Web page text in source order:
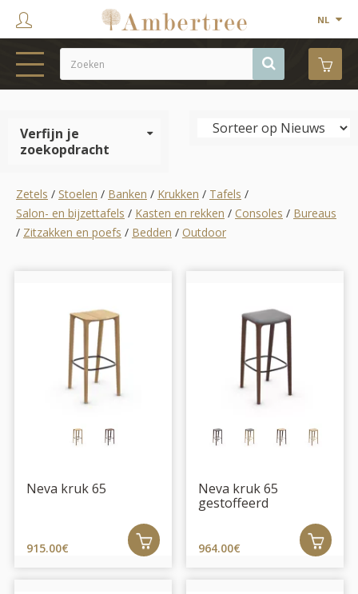
NL
WEBSHOP
PROJECTEN
MERKEN
Verfijn je
zoekopdracht
Zetels / Stoelen / Banken / Krukken / Tafels /
Salon- en bijzettafels / Kasten en rekken / Consoles / Bureaus
/ Zitzakken en poefs / Bedden / Outdoor
Neva kruk 65
915.00€
Neva kruk 65
gestoffeerd
964.00€